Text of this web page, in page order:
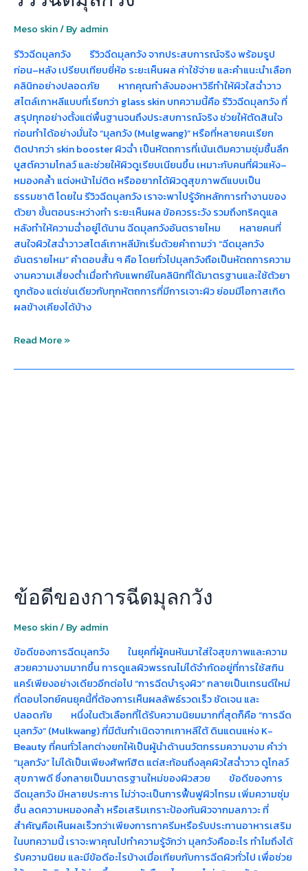
Meso skin/ By admin
รีวิวฉีดมุลกวัง รีวิวฉีดมุลกวัง จากประสบการณ์จริง พร้อมรูป
ก่อน–หลัง เปรียบเทียบยี่ห้อ ระยะเห็นผล ค่าใช้จ่าย และคำแนะนำเลือก
คลินิกอย่างปลอดภัย หากคุณกำลังมองหาวิธีทำให้ผิวใสฉ่ำวาว
สไตล์เกาหลีแบบที่เรียกว่า glass skin บทความนี้คือ รีวิวฉีดมุลกวัง ที่
สรุปทุกอย่างตั้งแต่พื้นฐานจนถึงประสบการณ์จริง ช่วยให้ตัดสินใจ
ก่อนทำได้อย่างมั่นใจ “มุลกวัง (Mulgwang)” หรือที่หลายคนเรียก
ติดปากว่า skin booster ผิวฉ่ำ เป็นหัตถการที่เน้นเติมความชุ่มชื้นลึก
บูสต์ความโกลว์ และช่วยให้ผิวดูเรียบเนียนขึ้น เหมาะกับคนที่ผิวแห้ง–
หมองคล้ำ แต่งหน้าไม่ติด หรืออยากได้ผิวดูสุขภาพดีแบบเป็น
ธรรมชาติ โดยใน รีวิวฉีดมุลกวัง เราจะพาไปรู้จักหลักการทำงานของ
ตัวยา ขั้นตอนระหว่างทำ ระยะเห็นผล ข้อควรระวัง รวมถึงทริคดูแล
หลังทำให้ความฉ่ำอยู่ได้นาน ฉีดมุลกวังอันตรายไหม หลายคนที่
สนใจผิวใสฉ่ำวาวสไตล์เกาหลีมักเริ่มด้วยคำถามว่า “ฉีดมุลกวัง
อันตรายไหม” คำตอบสั้น ๆ คือ โดยทั่วไปมุลกวังถือเป็นหัตถการความ
งามความเสี่ยงต่ำเมื่อทำกับแพทย์ในคลินิกที่ได้มาตรฐานและใช้ตัวยา
ถูกต้อง แต่เช่นเดียวกับทุกหัตถการที่มีการเจาะผิว ย่อมมีโอกาสเกิด
ผลข้างเคียงได้บ้าง
Read More »
ข้อดีของการฉีดมุลกวัง
Meso skin/ By admin
ข้อดีของการฉีดมุลกวัง ในยุคที่ผู้คนหันมาใส่ใจสุขภาพและความ
สวยความงามมากขึ้น การดูแลผิวพรรณไม่ได้จำกัดอยู่ที่การใช้สกิน
แคร์เพียงอย่างเดียวอีกต่อไป “การฉีดบำรุงผิว” กลายเป็นเทรนด์ใหม่
ที่ตอบโจทย์คนยุคนี้ที่ต้องการเห็นผลลัพธ์รวดเร็ว ชัดเจน และ
ปลอดภัย หนึ่งในตัวเลือกที่ได้รับความนิยมมากที่สุดก็คือ “การฉีด
มุลกวัง” (Mulkwang) ที่มีต้นกำเนิดจากเกาหลีใต้ ดินแดนแห่ง K-
Beauty ที่คนทั่วโลกต่างยกให้เป็นผู้นำด้านนวัตกรรมความงาม คำว่า
“มุลกวัง” ไม่ได้เป็นเพียงศัพท์ฮิต แต่สะท้อนถึงลุคผิวใสฉ่ำวาว ดูโกลว์
สุขภาพดี ซึ่งกลายเป็นมาตรฐานใหม่ของผิวสวย ข้อดีของการ
ฉีดมุลกวัง มีหลายประการ ไม่ว่าจะเป็นการฟื้นฟูผิวโทรม เพิ่มความชุ่ม
ชื้น ลดความหมองคล้ำ หรือเสริมเกราะป้องกันผิวจากมลภาวะ ที่
สำคัญคือเห็นผลเร็วกว่าเพียงการทาครีมหรือรับประทานอาหารเสริม
ในบทความนี้ เราจะพาคุณไปทำความรู้จักว่า มุลกวังคืออะไร ทำไมถึงได้
รับความนิยม และมีข้อดีอะไรบ้างเมื่อเทียบกับการฉีดผิวทั่วไป เพื่อช่วย